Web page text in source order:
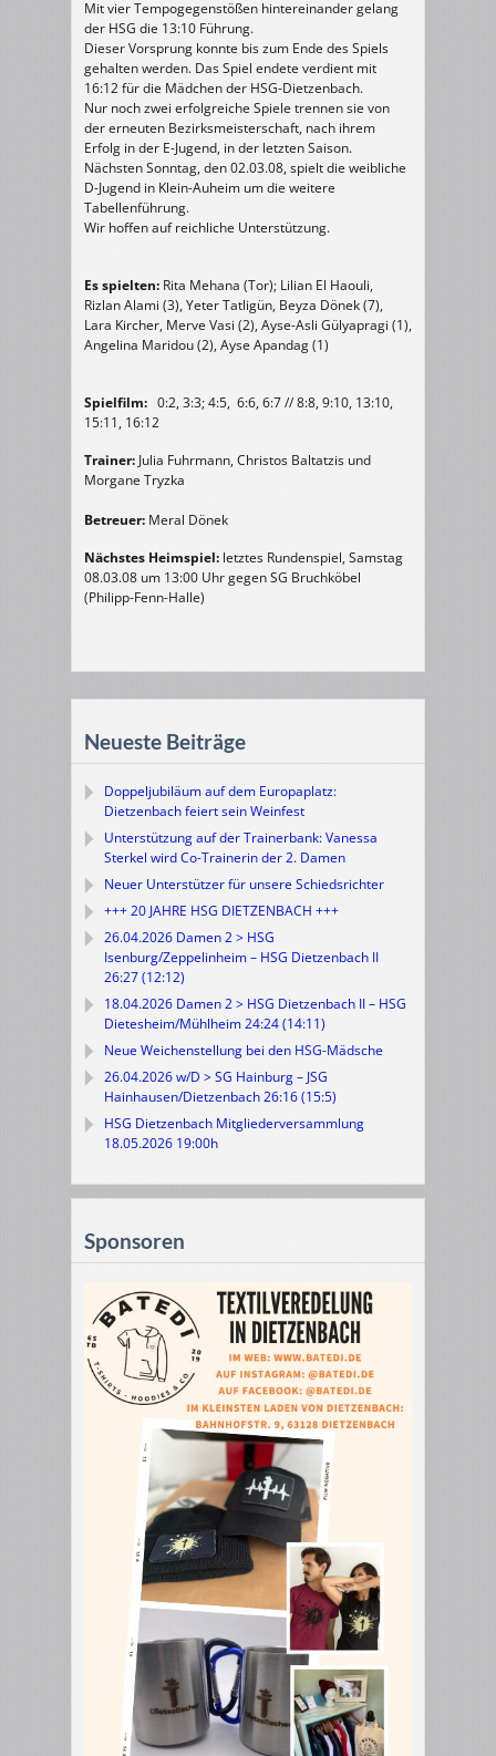
Mit vier Tempogegenstößen hintereinander gelang
der HSG die 13:10 Führung.
Dieser Vorsprung konnte bis zum Ende des Spiels
gehalten werden. Das Spiel endete verdient mit
16:12 für die Mädchen der HSG-Dietzenbach.
Nur noch zwei erfolgreiche Spiele trennen sie von
der erneuten Bezirksmeisterschaft, nach ihrem
Erfolg in der E-Jugend, in der letzten Saison.
Nächsten Sonntag, den 02.03.08, spielt die weibliche
D-Jugend in Klein-Auheim um die weitere
Tabellenführung.
Wir hoffen auf reichliche Unterstützung.
Es spielten: Rita Mehana (Tor); Lilian El Haouli,
Rizlan Alami (3), Yeter Tatligün, Beyza Dönek (7),
Lara Kircher, Merve Vasi (2), Ayse-Asli Gülyapragi (1),
Angelina Maridou (2), Ayse Apandag (1)
Spielfilm: 0:2, 3:3; 4:5, 6:6, 6:7 // 8:8, 9:10, 13:10,
15:11, 16:12
Trainer: Julia Fuhrmann, Christos Baltatzis und
Morgane Tryzka
Betreuer: Meral Dönek
Nächstes Heimspiel: letztes Rundenspiel, Samstag
08.03.08 um 13:00 Uhr gegen SG Bruchköbel
(Philipp-Fenn-Halle)
Neueste Beiträge
Doppeljubiläum auf dem Europaplatz:
Dietzenbach feiert sein Weinfest
Unterstützung auf der Trainerbank: Vanessa
Sterkel wird Co-Trainerin der 2. Damen
Neuer Unterstützer für unsere Schiedsrichter
+++ 20 JAHRE HSG DIETZENBACH +++
26.04.2026 Damen 2 > HSG
Isenburg/Zeppelinheim – HSG Dietzenbach II
26:27 (12:12)
18.04.2026 Damen 2 > HSG Dietzenbach II – HSG
Dietesheim/Mühlheim 24:24 (14:11)
Neue Weichenstellung bei den HSG-Mädsche
26.04.2026 w/D > SG Hainburg – JSG
Hainhausen/Dietzenbach 26:16 (15:5)
HSG Dietzenbach Mitgliederversammlung
18.05.2026 19:00h
Sponsoren